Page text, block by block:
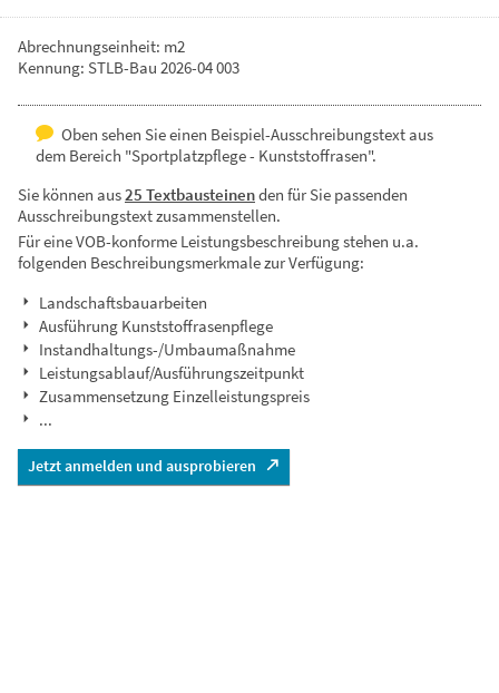
Abrechnungseinheit: m2
Kennung: STLB-Bau 2026-04 003
Oben sehen Sie einen Beispiel-Ausschreibungstext aus
dem Bereich "Sportplatzpflege - Kunststoffrasen".
Sie können aus25 Textbausteinenden für Sie passenden
Ausschreibungstext zusammenstellen.
Für eine VOB-konforme Leistungsbeschreibung stehen u.a.
folgenden Beschreibungsmerkmale zur Verfügung:
Landschaftsbauarbeiten
Ausführung Kunststoffrasenpflege
Instandhaltungs-/Umbaumaßnahme
Leistungsablauf/Ausführungszeitpunkt
Zusammensetzung Einzelleistungspreis
...
Jetzt anmelden und ausprobieren